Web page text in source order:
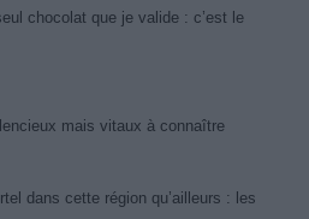
chocolat que je valide : c’est le
mais vitaux à connaître
dans cette région qu’ailleurs : les